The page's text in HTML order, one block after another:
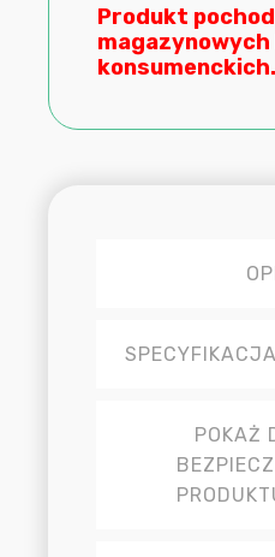
Produkt
konsumenckich.
POKAŻ